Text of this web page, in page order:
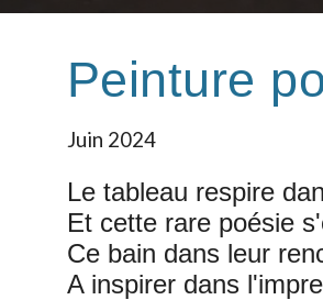
Peinture
Juin 2024
Le tableau respire
Et cette rare poésie
Ce bain dans leur
A inspirer dans